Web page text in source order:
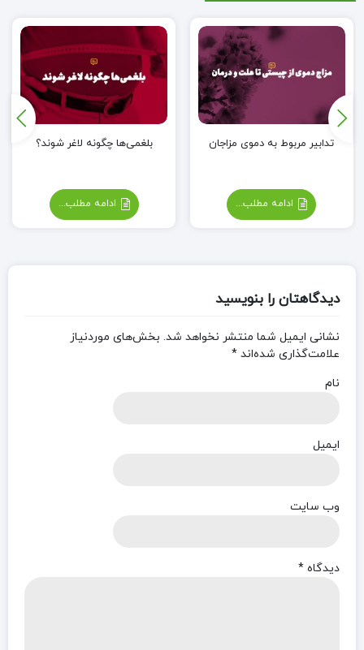
تدابیر مربوط به دموی مزاجان
ادامه مطلب...
بلغمی‌ها چگونه لاغر شوند؟
ادامه مطلب...
دیدگاهتان را بنویسید
نشانی ایمیل شما منتشر نخواهد شد. بخش‌های موردنیاز
علامت‌گذاری شده‌اند *
نام
ایمیل
وب‌ سایت
دیدگاه *